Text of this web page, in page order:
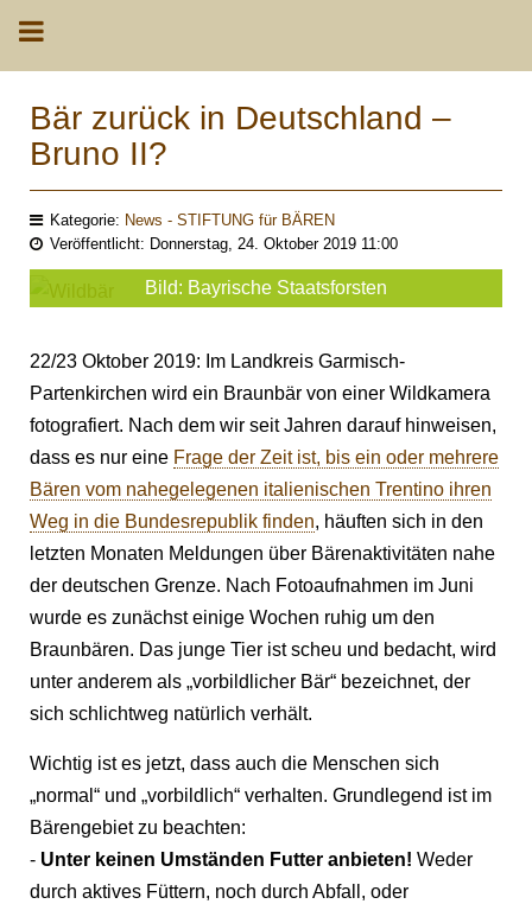
Bär zurück in Deutschland –
Bruno II?
Kategorie: News - STIFTUNG für BÄREN
Veröffentlicht: Donnerstag, 24. Oktober 2019 11:00
Bild: Bayrische Staatsforsten
22/23 Oktober 2019: Im Landkreis Garmisch-
Partenkirchen wird ein Braunbär von einer Wildkamera
fotografiert. Nach dem wir seit Jahren darauf hinweisen,
dass es nur eine Frage der Zeit ist, bis ein oder mehrere
Bären vom nahegelegenen italienischen Trentino ihren
Weg in die Bundesrepublik finden, häuften sich in den
letzten Monaten Meldungen über Bärenaktivitäten nahe
der deutschen Grenze. Nach Fotoaufnahmen im Juni
wurde es zunächst einige Wochen ruhig um den
Braunbären. Das junge Tier ist scheu und bedacht, wird
unter anderem als „vorbildlicher Bär“ bezeichnet, der
sich schlichtweg natürlich verhält.
Wichtig ist es jetzt, dass auch die Menschen sich
„normal“ und „vorbildlich“ verhalten. Grundlegend ist im
Bärengebiet zu beachten:
- Unter keinen Umständen Futter anbieten! Weder
durch aktives Füttern, noch durch Abfall, oder